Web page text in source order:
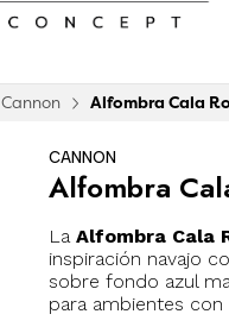
Cannon Alfombra Cala
CANNON
Alfombra
La Alfombra Cala
inspiración navajo
sobre fondo azul
para ambientes